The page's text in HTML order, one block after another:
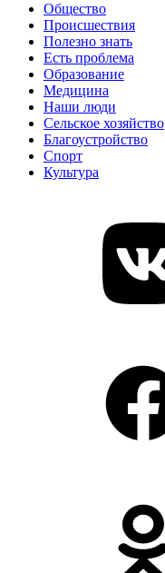
Общество
Происшествия
Полезно знать
Есть проблема
Образование
Медицина
Наши люди
Сельское хозяйство
Благоустройство
Спорт
Культура